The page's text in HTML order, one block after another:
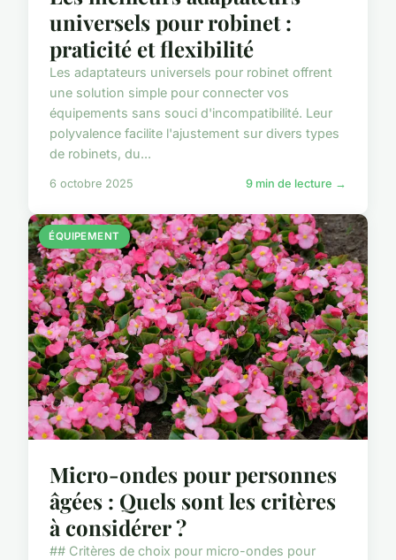
universels pour robinet :
praticité et flexibilité
Les adaptateurs universels pour robinet offrent
une solution simple pour connecter vos
équipements sans souci d'incompatibilité. Leur
polyvalence facilite l'ajustement sur divers types
de robinets, du...
6 octobre 2025 9 min de lecture →
ÉQUIPEMENT
Micro-ondes pour personnes
âgées : Quels sont les critères
à considérer ?
## Critères de choix pour micro-ondes pour